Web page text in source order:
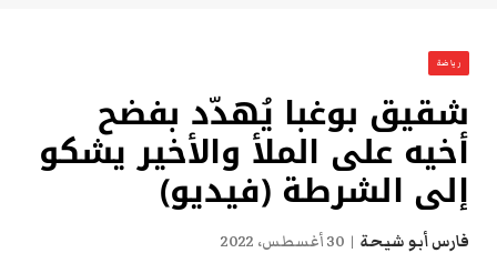
رياضة
شقيق بوغبا يُهدّد بفضح
أخيه على الملأ والأخير يشكو
إلى الشرطة (فيديو)
فارس أبو شيحة 30 أغسطس، 2022